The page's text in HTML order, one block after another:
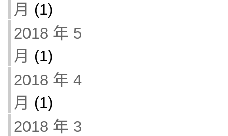
月 (1)
2018 年 5
月 (1)
2018 年 4
月 (1)
2018 年 3